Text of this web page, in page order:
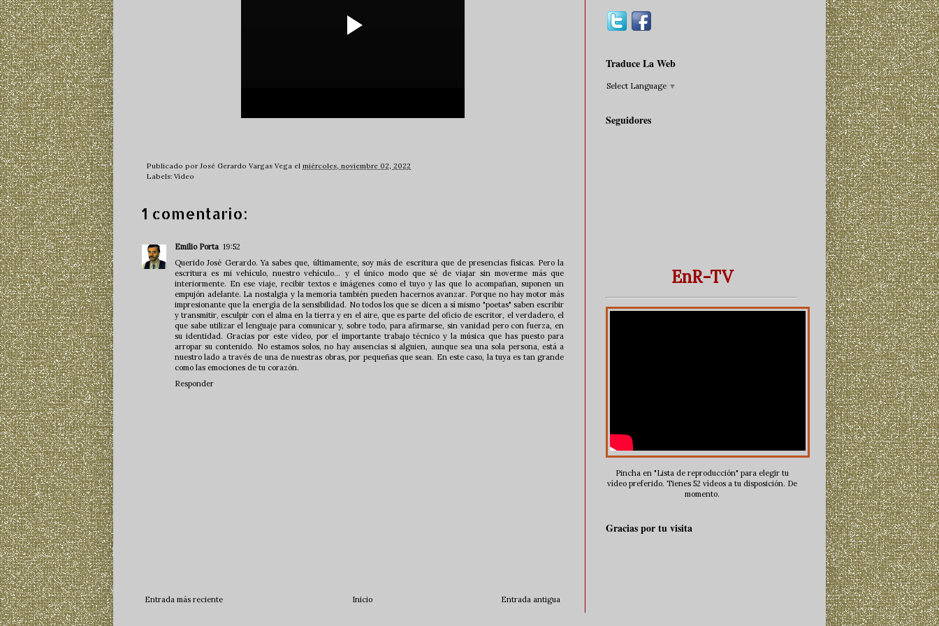
Publicado porJosé Gerardo Vargas Vega el miércoles, noviembre 02, 2022
Labels: Vídeo
1 comentario:
Emilio Porta 19:52
Querido José Gerardo. Ya sabes que, últimamente, soy más de escritura que de presencias físicas. Pero la
escritura es mi vehículo, nuestro vehículo... y el único modo que sé de viajar sin moverme más que
interiormente. En ese viaje, recibir textos e imágenes como el tuyo y las que lo acompañan, suponen un
empujón adelante. La nostalgia y la memoría también pueden hacernos avanzar. Porque no hay motor más
impresionante que la energía de la sensibilidad. No todos los que se dicen a sí mismo "poetas" saben escribir
y transmitir, esculpir con el alma en la tierra y en el aire, que es parte del oficio de escritor, el verdadero, el
que sabe utilizar el lenguaje para comunicar y, sobre todo, para afirmarse, sin vanidad pero con fuerza, en
su identidad. Gracias por este vídeo, por el importante trabajo técnico y la música que has puesto para
arropar su contenido. No estamos solos, no hay ausencias si alguien, aunque sea una sola persona, está a
nuestro lado a través de una de nuestras obras, por pequeñas que sean. En este caso, la tuya es tan grande
como las emociones de tu corazón.
Responder
Entrada más reciente Entrada antigua
Inicio
Traduce La Web
Select Language ▼
Seguidores
EnR-TV
Pincha en "Lista de reproducción" para elegir tu
vídeo preferido. Tienes 52 vídeos a tu disposición. De
momento.
Gracias por tu visita